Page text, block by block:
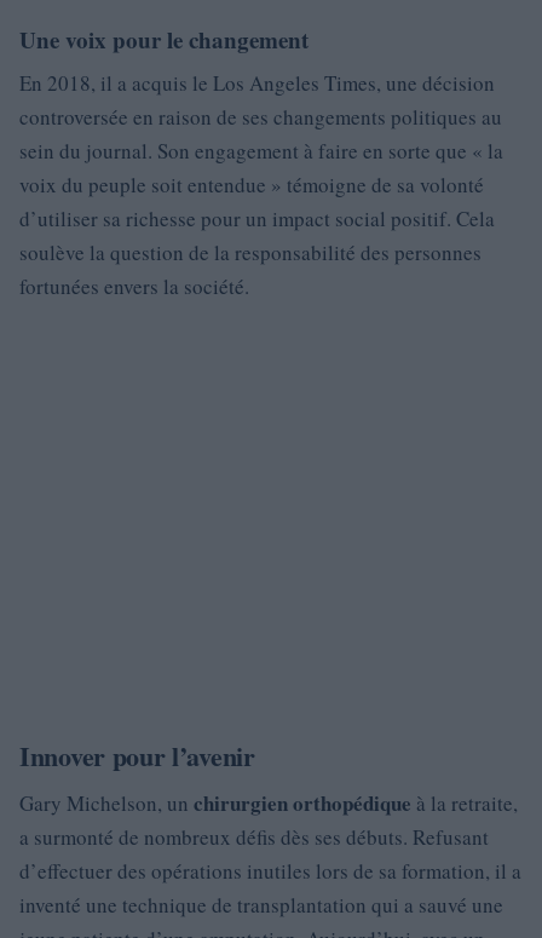
Une voix pour le changement
En 2018, il a acquis le Los Angeles Times, une décision
controversée en raison de ses changements politiques au
sein du journal. Son engagement à faire en sorte que « la
voix du peuple soit entendue » témoigne de sa volonté
d’utiliser sa richesse pour un impact social positif. Cela
soulève la question de la responsabilité des personnes
fortunées envers la société.
Innover pour l’avenir
Gary Michelson, un chirurgien orthopédique à la retraite,
a surmonté de nombreux défis dès ses débuts. Refusant
d’effectuer des opérations inutiles lors de sa formation, il a
inventé une technique de transplantation qui a sauvé une